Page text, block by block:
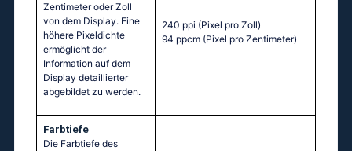
Zentimeter oder Zoll
von dem Display. Eine
höhere Pixeldichte
ermöglicht der
Information auf dem
Display detaillierter
abgebildet zu werden.
240 ppi (Pixel pro Zoll)
94 ppcm (Pixel pro Zentimeter)
Farbtiefe
Die Farbtiefe des